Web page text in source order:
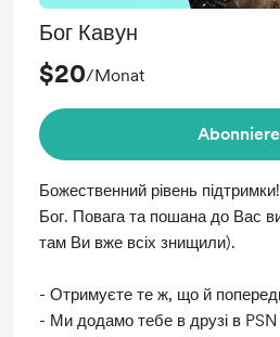
Бог Кавун
$20/Monat
Божественний рівень
Бог. Повага та пошана до Вас
там Ви вже всіх знищили).
- Отримуєте те ж, що й
- Ми додамо тебе в друзі в PSN